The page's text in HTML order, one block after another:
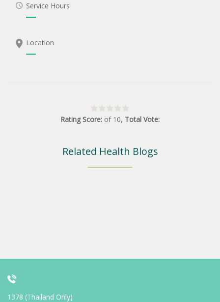
Service Hours
Location
Rating Score: of 10, Total Vote:
Related Health Blogs
1378 (Thailand Only)